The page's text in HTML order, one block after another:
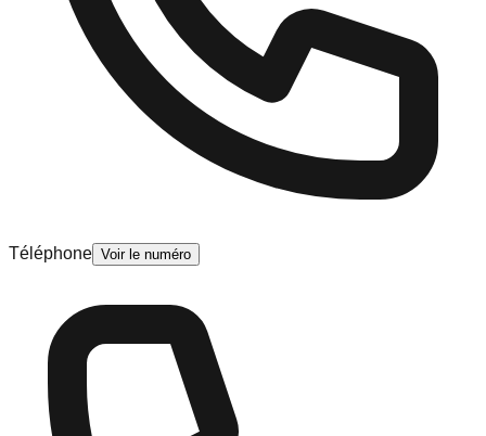
Téléphone Voir le numéro